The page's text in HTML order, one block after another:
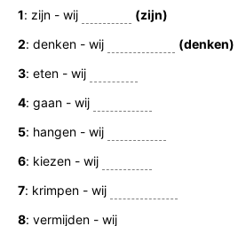
werkwoord in de verleden tijd in.
1: zijn - wij
(zijn)
2: denken - wij
(denken)
3: eten - wij
4: gaan - wij
5: hangen - wij
6: kiezen - wij
7: krimpen - wij
8: vermijden - wij